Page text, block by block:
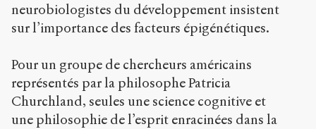
neurobiologistes du développement insistent
sur l’importance des facteurs épigénétiques.
Pour un groupe de chercheurs américains
représentés par la philosophe Patricia
Churchland, seules une science cognitive et
une philosophie de l’esprit enracinées dans la